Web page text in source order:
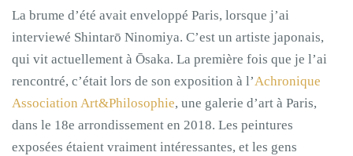
La brume d’été avait enveloppé Paris, lorsque j’ai
interviewé Shintarō Ninomiya. C’est un artiste japonais,
qui vit actuellement à Ōsaka. La première fois que je l’ai
rencontré, c’était lors de son exposition à l’Achronique
Association Art&Philosophie, une galerie d’art à Paris,
dans le 18e arrondissement en 2018. Les peintures
exposées étaient vraiment intéressantes, et les gens